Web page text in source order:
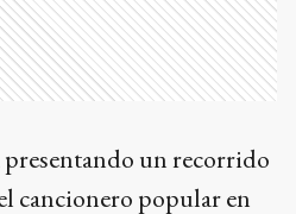
presentando un recorrido
cancionero popular en